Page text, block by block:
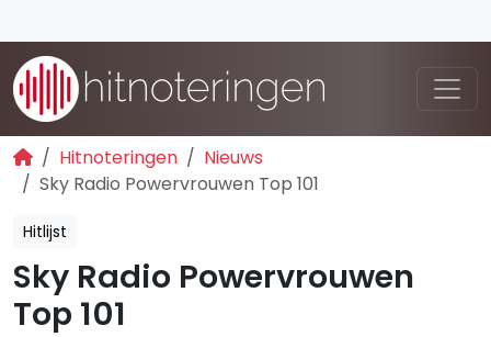
Hitnoteringen
Nieuws
Sky Radio Powervrouwen Top 101
Hitlijst
Sky Radio Powervrouwen
Top 101